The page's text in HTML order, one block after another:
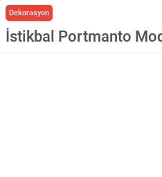
Dekorasyon
İstikbal Portmanto